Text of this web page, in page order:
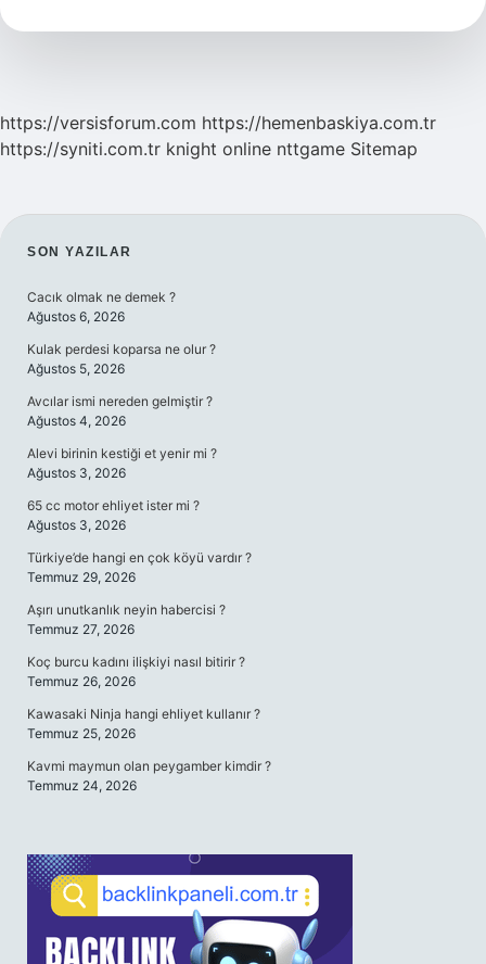
Bölüm
https://versisforum.com https://hemenbaskiya.com.tr
https://syniti.com.tr knight online nttgame Sitemap
SIDEBAR
SON YAZILAR
Cacık olmak ne demek ?
Ağustos 6, 2026
Kulak perdesi koparsa ne olur ?
Ağustos 5, 2026
Avcılar ismi nereden gelmiştir ?
Ağustos 4, 2026
Alevi birinin kestiği et yenir mi ?
Ağustos 3, 2026
65 cc motor ehliyet ister mi ?
Ağustos 3, 2026
Türkiye’de hangi en çok köyü vardır ?
Temmuz 29, 2026
Aşırı unutkanlık neyin habercisi ?
Temmuz 27, 2026
Koç burcu kadını ilişkiyi nasıl bitirir ?
Temmuz 26, 2026
Kawasaki Ninja hangi ehliyet kullanır ?
Temmuz 25, 2026
Kavmi maymun olan peygamber kimdir ?
Temmuz 24, 2026